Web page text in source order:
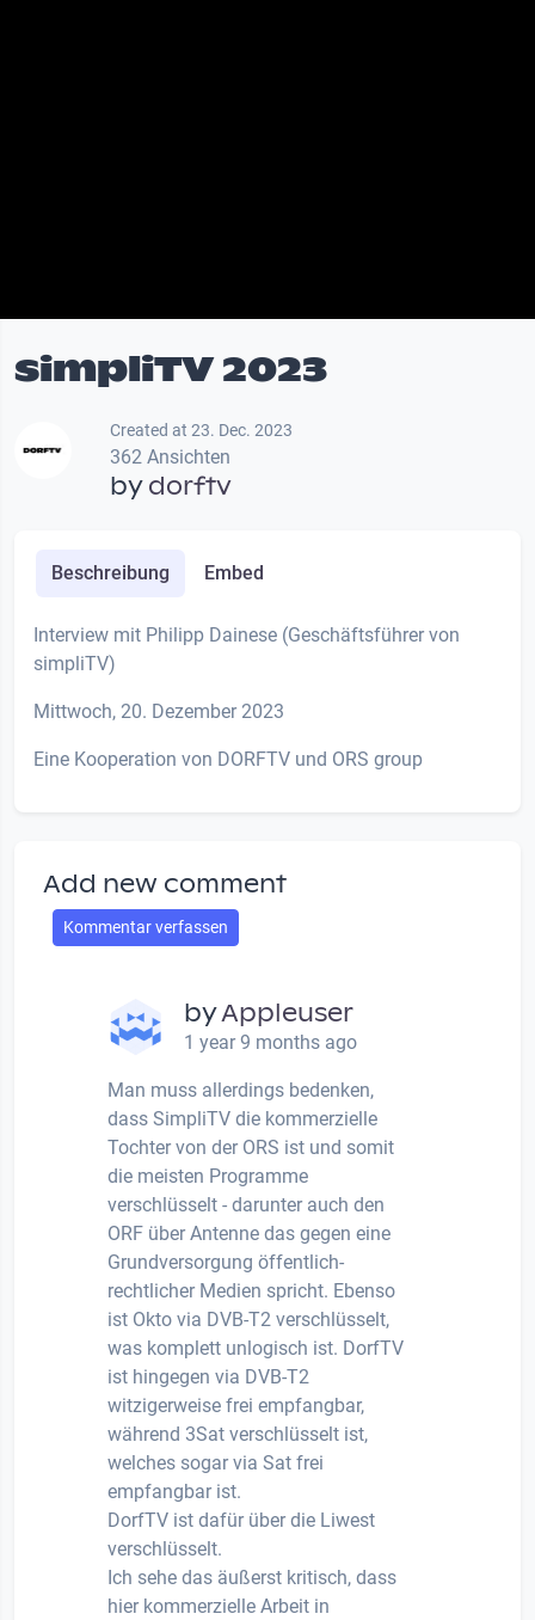
simpliTV 2023
Created at 23. Dec. 2023
362 Ansichten
bydorftv
Beschreibung Embed
Interview mit Philipp Dainese (Geschäftsführer von
simpliTV)
Mittwoch, 20. Dezember 2023
Eine Kooperation von DORFTV und ORS group
Add new comment
Kommentar verfassen
byAppleuser
1 year 9 months ago
Man muss allerdings bedenken,
dass SimpliTV die kommerzielle
Tochter von der ORS ist und somit
die meisten Programme
verschlüsselt - darunter auch den
ORF über Antenne das gegen eine
Grundversorgung öffentlich-
rechtlicher Medien spricht. Ebenso
ist Okto via DVB-T2 verschlüsselt,
was komplett unlogisch ist. DorfTV
ist hingegen via DVB-T2
witzigerweise frei empfangbar,
während 3Sat verschlüsselt ist,
welches sogar via Sat frei
empfangbar ist.
DorfTV ist dafür über die Liwest
verschlüsselt.
Ich sehe das äußerst kritisch, dass
hier kommerzielle Arbeit in